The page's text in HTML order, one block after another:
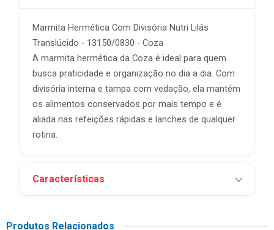
Marmita Hermética Com Divisória Nutri Lilás
Translúcido - 13150/0830 - Coza
A marmita hermética da Coza é ideal para quem
busca praticidade e organização no dia a dia. Com
divisória interna e tampa com vedação, ela mantém
os alimentos conservados por mais tempo e é
aliada nas refeições rápidas e lanches de qualquer
rotina.
Características
Produtos Relacionados